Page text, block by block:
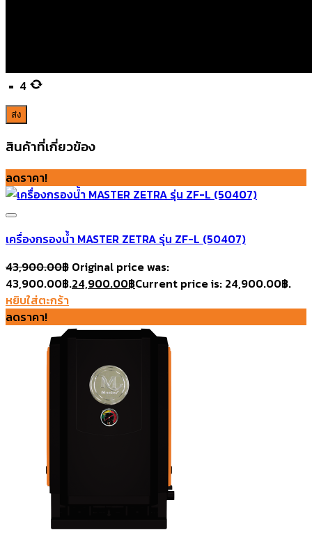
= 4
สินค้าที่เกี่ยวข้อง
ลดราคา!
เครื่องกรองน้ำ MASTER ZETRA รุ่น ZF-L (50407)
43,900.00฿ Original price was:
43,900.00฿.24,900.00฿Current price is: 24,900.00฿.
หยิบใส่ตะกร้า
ลดราคา!